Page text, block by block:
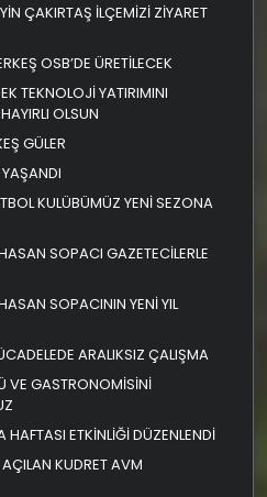
ÇAKIRTAŞ İLÇEMİZİ ZİYARET
OSB’DE ÜRETİLECEK
TEKNOLOJİ YATIRIMINI
ÇERKEŞ’E KAZANDIRIYORUZ HAYIRLI OLSUN
GÜLER
KULÜBÜMÜZ YENİ SEZONA
SOPACI GAZETECİLERLE
SOPACININ YENİ YIL
ARALIKSIZ ÇALIŞMA
VE GASTRONOMİSİNİ
ETKİNLİĞİ DÜZENLENDİ
KUDRET AVM